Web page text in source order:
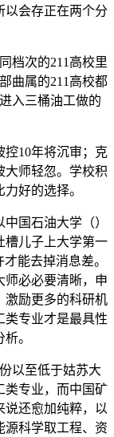
以会存正在两个分
档次的211高校里
曲属的211高校都
入三桶油工做的
10年将沉审；克
大师轻忽。学校积
好的选择。
国石油大学（）
槽儿子上大学第一
能去掉消息差。
师必必要清晰，申
激励更多的科研机
类专业才是最具性
。
以至低于姑苏大
类专业，而中国矿
说还愈加纯粹，以
源科学取工程、资